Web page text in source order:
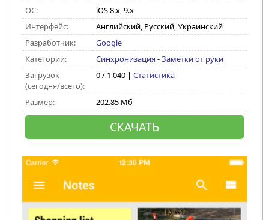
ОС:
iOS 8.x, 9.x
Интерфейс:
Английский, Русский, Украинский
Разработчик:
Google
Категории:
Синхронизация -Заметки от руки
Загрузок
(сегодня/всего):
0 / 1 040 | Статистика
Размер: 202.85 Мб
СКАЧАТЬ